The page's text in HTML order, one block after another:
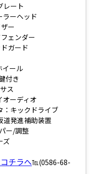
レート
ラーヘッド
ー
ェンダー
ガード
イール
付き
ス
オーディオ
：キックドライブ
道発進補助装置
ー/調整
ズ
チラへ℡(0586-68-